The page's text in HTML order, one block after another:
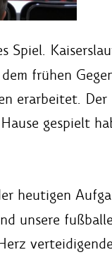
Spiel.
frühen
erarbeitet.
gespielt
heutigen
unsere